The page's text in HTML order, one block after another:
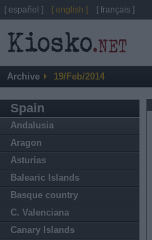
Archive 19/Feb/2014
Spain
Andalusia
Aragon
Asturias
Balearic Islands
Basque country
C. Valenciana
Canary Islands
[ español ] [ english ] [ français ]